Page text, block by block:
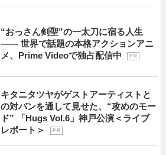
“おっさん剣聖”の一太刀に宿る人生
―― 世界で話題の本格アクションアニ
メ、Prime Videoで独占配信中
P R
キタニタツヤがゲストアーティストと
の対バンを通して見せた、“攻めのモー
ド” 「Hugs Vol.6」神戸公演＜ライブ
レポート＞
P R